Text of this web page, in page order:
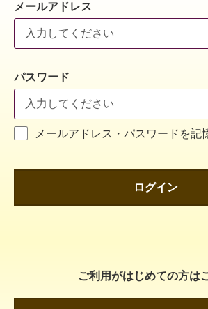
メールアドレス
パスワード
メールアドレス・パスワードを記
ログイン
ご利用がはじめての方は